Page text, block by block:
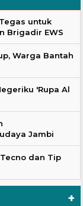
untuk
Brigadir EWS
Warga Bantah
'Rupa Al
Jambi
dan Tip
+